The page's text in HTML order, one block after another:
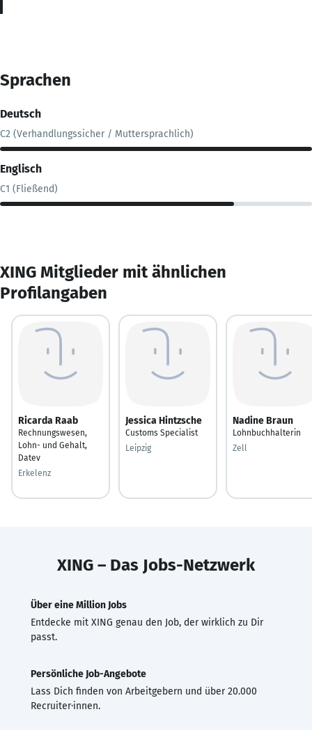
Sprachen
Deutsch
C2 (Verhandlungssicher / Muttersprachlich)
Englisch
C1 (Fließend)
XING Mitglieder mit ähnlichen
Profilangaben
Ricarda Raab
Rechnungswesen,
Lohn- und Gehalt,
Datev
Erkelenz
Jessica Hintzsche
Customs Specialist
Leipzig
Nadine Braun
Lohnbuchhalterin
Zell
XING – Das Jobs-Netzwerk
Über eine Million Jobs
Entdecke mit XING genau den Job, der wirklich zu Dir
passt.
Persönliche Job-Angebote
Lass Dich finden von Arbeitgebern und über 20.000
Recruiter·innen.